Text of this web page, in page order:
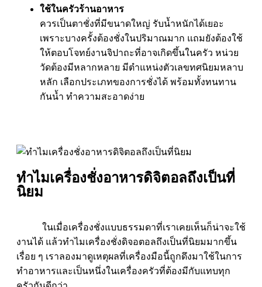
ใช้ในครัวร้านอาหาร
ควรเป็นตาชั่งที่มีขนาดใหญ่ รับน้ำหนักได้เยอะ
เพราะบางครั้งต้องชั่งในปริมาณมาก แถมยังต้องใช้
ให้ตอบโจทย์งานจิปาถะที่อาจเกิดขึ้นในครัว หน่วย
วัดต้องมีหลากหลาย มีตำแหน่งตัวเลขทศนิยมหลาบ
หลัก เลือกประเภทของการชั่งได้ พร้อมทั้งทนทาน
กันน้ำ ทำความสะอาดง่าย
ทำไมเครื่องชั่งอาหารดิจิตอลถึงเป็นที่
นิยม
ในเมื่อเครื่องชั่งแบบธรรมดาที่เราเคยเห็นก็น่าจะใช้
งานได้ แล้วทำไมเครื่องชั่งดิจอตอลถึงเป็นที่นิยมมากขึ้น
เรื่อย ๆ เราลองมาดูเหตุผลที่เครื่องมือนี้ถูกดึงมาใช้ในการ
ทำอาหารและเป็นหนึ่งในเครื่องครัวที่ต้องมีกับแทบทุก